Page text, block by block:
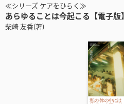
≪シリーズ ケアをひらく≫
あらゆることは今起こる【電子版】
柴崎 友香(著)